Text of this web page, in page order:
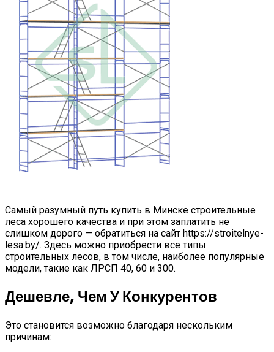
Самый разумный путь купить в Минске строительные
леса хорошего качества и при этом заплатить не
слишком дорого — обратиться на сайт https://stroitelnye-
lesa.by/. Здесь можно приобрести все типы
строительных лесов, в том числе, наиболее популярные
модели, такие как ЛРСП 40, 60 и 300.
Дешевле, Чем У Конкурентов
Это становится возможно благодаря нескольким
причинам: